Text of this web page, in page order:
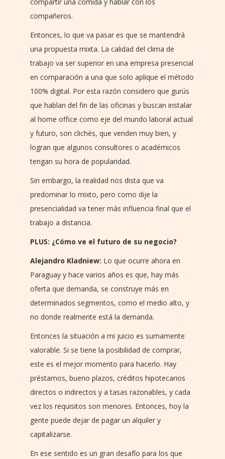
compañeros.
Entonces, lo que va pasar es que se mantendrá
una propuesta mixta. La calidad del clima de
trabajo va ser superior en una empresa presencial
en comparación a una que solo aplique el método
100% digital. Por esta razón considero que gurús
que hablan del fin de las oficinas y buscan instalar
al home office como eje del mundo laboral actual
y futuro, son clichés, que venden muy bien, y
logran que algunos consultores o académicos
tengan su hora de popularidad.
Sin embargo, la realidad nos dista que va
predominar lo mixto, pero como dije la
presencialidad va tener más influencia final que el
trabajo a distancia.
PLUS: ¿Cómo ve el futuro de su negocio?
Alejandro Kladniew: Lo que ocurre ahora en
Paraguay y hace varios años es que, hay más
oferta que demanda, se construye más en
determinados segmentos, como el medio alto, y
no donde realmente está la demanda.
Entonces la situación a mi juicio es sumamente
valorable. Si se tiene la posibilidad de comprar,
este es el mejor momento para hacerlo. Hay
préstamos, bueno plazos, créditos hipotecarios
directos o indirectos y a tasas razonables, y cada
vez los requisitos son menores. Entonces, hoy la
gente puede dejar de pagar un alquiler y
capitalizarse.
En ese sentido es un gran desafío para los que